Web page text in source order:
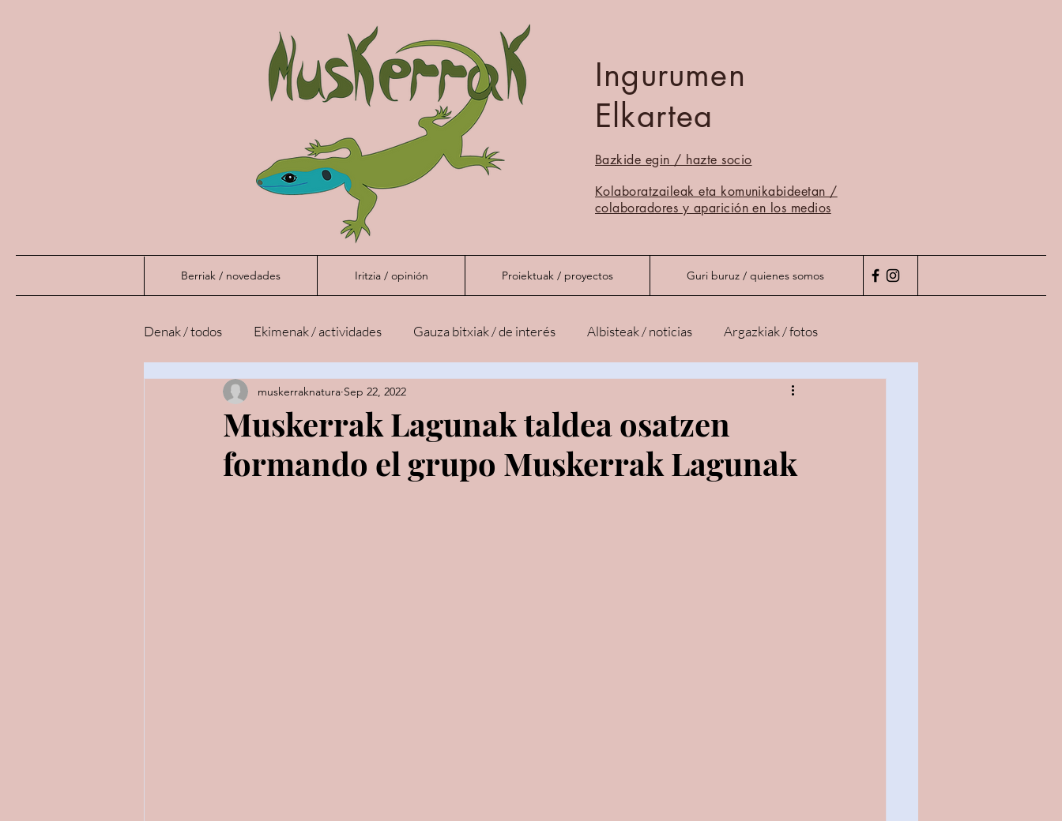
Ingurumen
Elkartea
Bazkide egin / hazte socio
Kolaboratzaileak eta komunikabideetan /
colaboradores y aparición en los medios
Berriak / novedades Iritzia / opinión Proiektuak / proyectos Guri buruz / quienes somos
Denak / todos Ekimenak / actividades Gauza bitxiak / de interés Albisteak / noticias Argazkiak / fotos
Espezie fitxak / fichas de especies
Muskerrak Lagunak taldea osatzen
formando el grupo Muskerrak Lagunak
muskerraknatura Sep 22, 2022